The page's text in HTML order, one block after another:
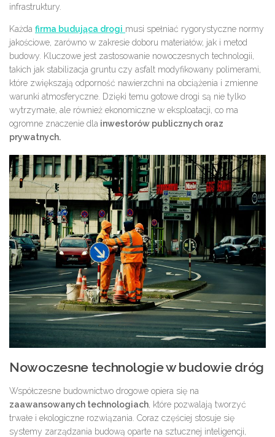
infrastruktury.
Każda firma budująca drogi musi spełniać rygorystyczne normy
jakościowe, zarówno w zakresie doboru materiałów, jak i metod
budowy. Kluczowe jest zastosowanie nowoczesnych technologii,
takich jak stabilizacja gruntu czy asfalt modyfikowany polimerami,
które zwiększają odporność nawierzchni na obciążenia i zmienne
warunki atmosferyczne. Dzięki temu gotowe drogi są nie tylko
wytrzymałe, ale również ekonomiczne w eksploatacji, co ma
ogromne znaczenie dla inwestorów publicznych oraz
prywatnych.
Nowoczesne technologie w budowie dróg
Współczesne budownictwo drogowe opiera się na
zaawansowanych technologiach , które pozwalają tworzyć
trwałe i ekologiczne rozwiązania. Coraz częściej stosuje się
systemy zarządzania budową oparte na sztucznej inteligencji,